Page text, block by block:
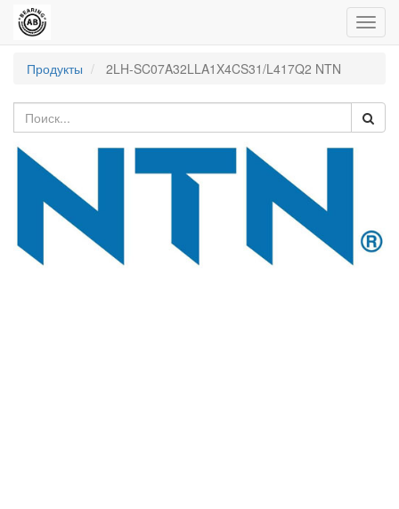
Продукты
2LH-SC07A32LLA1X4CS31/L417Q2 NTN